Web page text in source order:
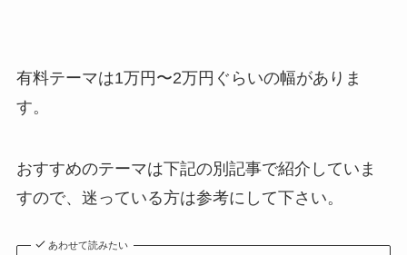
有料テーマは1万円〜2万円ぐらいの幅がありま
す。
おすすめのテーマは下記の別記事で紹介していま
すので、迷っている方は参考にして下さい。
あわせて読みたい